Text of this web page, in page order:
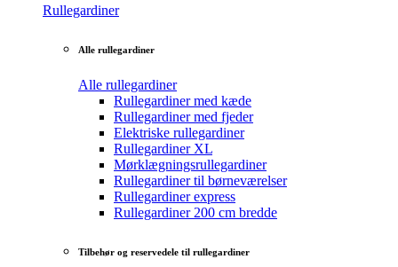
Rullegardiner
Alle rullegardiner
Alle rullegardiner
Rullegardiner med kæde
Rullegardiner med fjeder
Elektriske rullegardiner
Rullegardiner XL
Mørklægningsrullegardiner
Rullegardiner til børneværelser
Rullegardiner express
Rullegardiner 200 cm bredde
Tilbehør og reservedele til rullegardiner